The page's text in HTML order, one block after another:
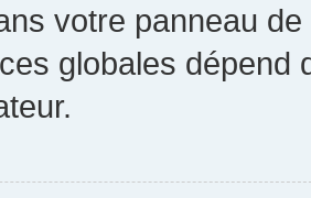
votre panneau
globales dépend